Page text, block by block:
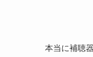
本当に補聴